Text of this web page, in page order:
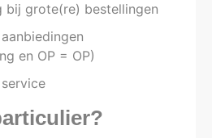
grote(re) bestellingen
en OP = OP)